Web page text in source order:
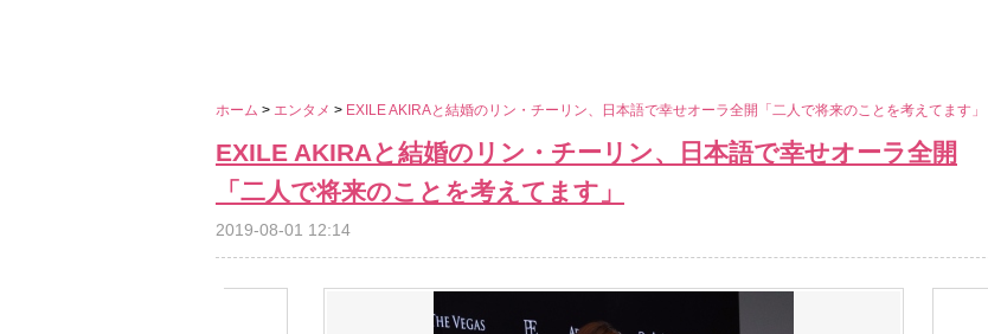
ホーム > エンタメ > EXILE AKIRAと結婚のリン・チーリン、日本語で幸せオーラ全開「二人で将来のことを考えてます」
EXILE AKIRAと結婚のリン・チーリン、日本語で幸せオーラ全開
「二人で将来のことを考えてます」
2019-08-01 12:14